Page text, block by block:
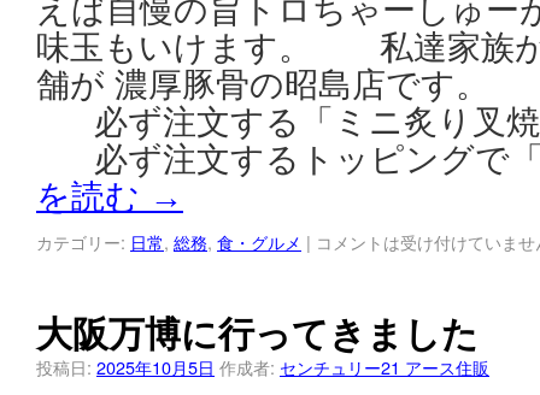
えば自慢の旨トロちゃーしゅー
味玉もいけます。 私達家族
舗が 濃厚豚骨の昭島店です
必ず注文する「ミニ炙り叉
必ず注文するトッピング
を読む →
カテゴリー: 日常, 総務, 食・グルメ | コメントは受け付けていま
大阪万博に行ってきました
投稿日: 2025年10月5日 作成者: センチュリー21 アース住販